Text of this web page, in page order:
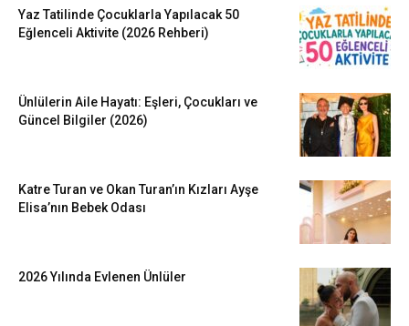
Yaz Tatilinde Çocuklarla Yapılacak 50
Eğlenceli Aktivite (2026 Rehberi)
Ünlülerin Aile Hayatı: Eşleri, Çocukları ve
Güncel Bilgiler (2026)
Katre Turan ve Okan Turan’ın Kızları Ayşe
Elisa’nın Bebek Odası
2026 Yılında Evlenen Ünlüler